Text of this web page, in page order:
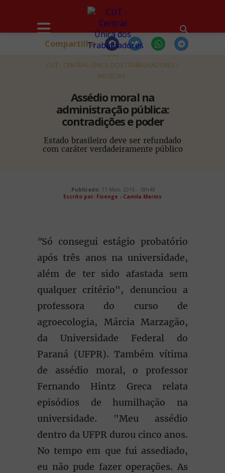
HOME
CUT - CENTRAL ÚNICA DOS TRABALHADORES
NOTÍCIAS
Assédio moral na
administração pública:
contradições e poder
Estado brasileiro deve ser refundado
com caráter verdadeiramente público
Compartilhe
Publicado: 11 Maio, 2015 - 18h49
Escrito por: Fisenge - Camila Marins
"Só consegui estágio probatório
após três anos na universidade,
além de ter sido afastada sem
qualquer critério", denunciou a
professora do curso de
agroecologia, Márcia Marzagão,
da Universidade Federal do
Paraná (UFPR). Também vítima
de assédio moral, o professor
Fernando Hintz Greca relata
episódios de humilhação na
universidade. "Meu assédio
dentro da UFPR durou cinco anos.
No tempo em que fui assediado,
eu não pude fazer operações. As